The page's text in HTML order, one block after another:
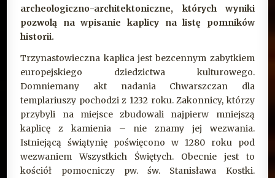
archeologiczno-architektoniczne, których wyniki
pozwolą na wpisanie kaplicy na listę pomników
historii.
Trzynastowieczna kaplica jest bezcennym zabytkiem
europejskiego dziedzictwa kulturowego.
Domniemany akt nadania Chwarszczan dla
templariuszy pochodzi z 1232 roku. Zakonnicy, którzy
przybyli na miejsce zbudowali najpierw mniejszą
kaplicę z kamienia – nie znamy jej wezwania.
Istniejącą świątynię poświęcono w 1280 roku pod
wezwaniem Wszystkich Świętych. Obecnie jest to
kościół pomocniczy pw. św. Stanisława Kostki.